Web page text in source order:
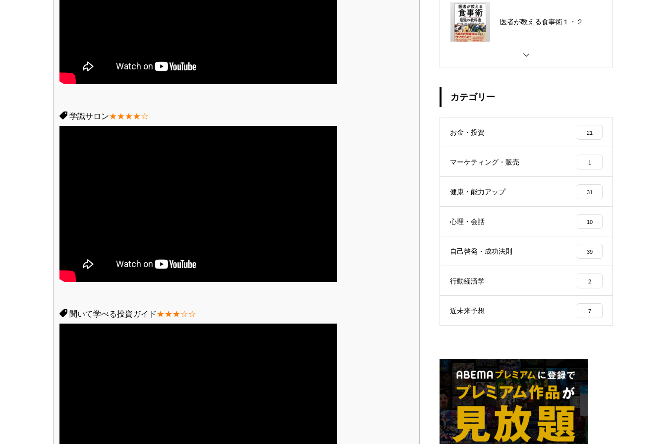
学識サロン★★★★☆
聞いて学べる投資ガイド★★★☆☆
医者が教える食事術１・２
反応しない練習 あらゆる悩み
カテゴリー
お金・投資 21
マーケティング・販売 1
健康・能力アップ 31
心理・会話 10
自己啓発・成功法則 39
行動経済学 2
近未来予想 7